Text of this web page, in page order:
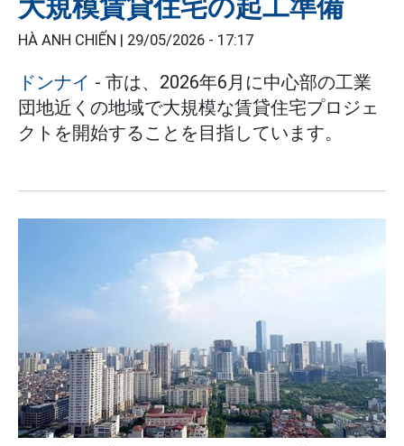
大規模賃貸住宅の起工準備
HÀ ANH CHIẾN | 29/05/2026 - 17:17
ドンナイ - 市は、2026年6月に中心部の工業
団地近くの地域で大規模な賃貸住宅プロジェ
クトを開始することを目指しています。